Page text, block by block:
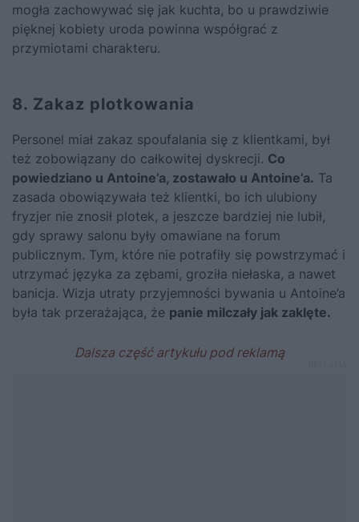
mogła zachowywać się jak kuchta, bo u prawdziwie
pięknej kobiety uroda powinna współgrać z
przymiotami charakteru.
8. Zakaz plotkowania
Personel miał zakaz spoufalania się z klientkami, był
też zobowiązany do całkowitej dyskrecji. Co
powiedziano u Antoine’a, zostawało u Antoine’a. Ta
zasada obowiązywała też klientki, bo ich ulubiony
fryzjer nie znosił plotek, a jeszcze bardziej nie lubił,
gdy sprawy salonu były omawiane na forum
publicznym. Tym, które nie potrafiły się powstrzymać i
utrzymać języka za zębami, groziła niełaska, a nawet
banicja. Wizja utraty przyjemności bywania u Antoine’a
była tak przerażająca, że panie milczały jak zaklęte.